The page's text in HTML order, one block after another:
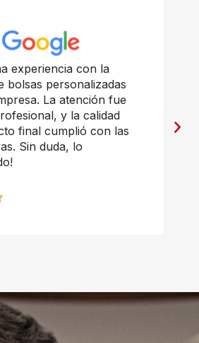
experiencia con la
bolsas personalizadas
La atención fue
y la calidad
final cumplió con las
Sin duda, lo